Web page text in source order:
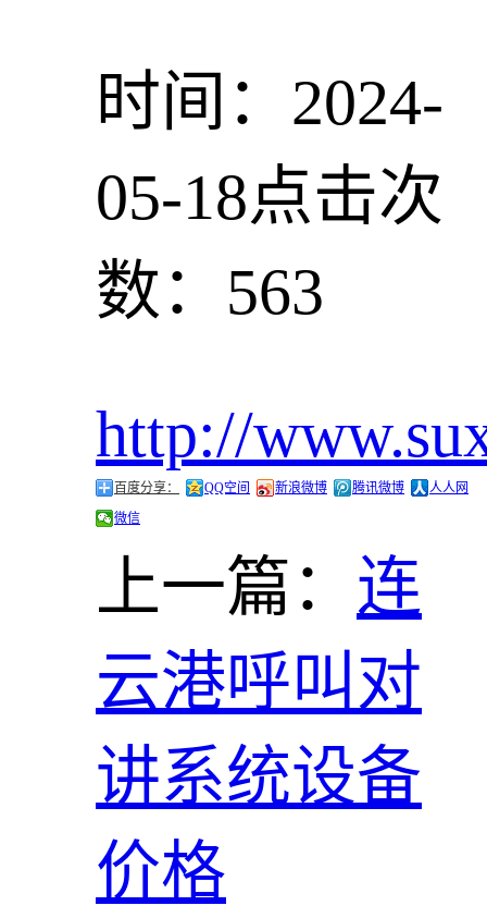
时间：2024-
05-18点击次
数：563
http://
百度分享： QQ空间 新浪微博 腾讯微博
人人网
微信
上一篇： 连
云港呼叫对
讲系统设备
价格